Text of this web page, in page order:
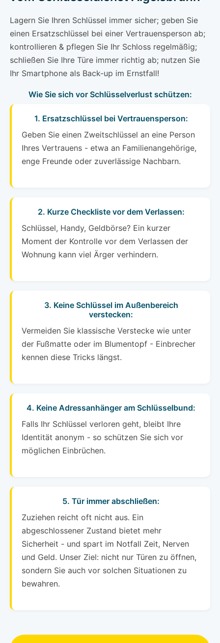
Lagern Sie Ihren Schlüssel immer sicher; geben Sie
einen Ersatzschlüssel bei einer Vertrauensperson ab;
kontrollieren & pflegen Sie Ihr Schloss regelmäßig;
schließen Sie Ihre Türe immer richtig ab; nutzen Sie
Ihr Smartphone als Back-up im Ernstfall!
Wie Sie sich vor Schlüsselverlust schützen:
1. Ersatzschlüssel bei Vertrauensperson:
Geben Sie einen Zweitschlüssel an eine Person
Ihres Vertrauens - etwa an Familienangehörige,
enge Freunde oder zuverlässige Nachbarn.
2. Kurze Checkliste vor dem Verlassen:
Schlüssel, Handy, Geldbörse? Ein kurzer
Moment der Kontrolle vor dem Verlassen der
Wohnung kann viel Ärger verhindern.
3. Keine Schlüssel im Außenbereich
verstecken:
Vermeiden Sie klassische Verstecke wie unter
der Fußmatte oder im Blumentopf - Einbrecher
kennen diese Tricks längst.
4. Keine Adressanhänger am Schlüsselbund:
Falls Ihr Schlüssel verloren geht, bleibt Ihre
Identität anonym - so schützen Sie sich vor
möglichen Einbrüchen.
5. Tür immer abschließen:
Zuziehen reicht oft nicht aus. Ein
abgeschlossener Zustand bietet mehr
Sicherheit - und spart im Notfall Zeit, Nerven
und Geld. Unser Ziel: nicht nur Türen zu öffnen,
sondern Sie auch vor solchen Situationen zu
bewahren.